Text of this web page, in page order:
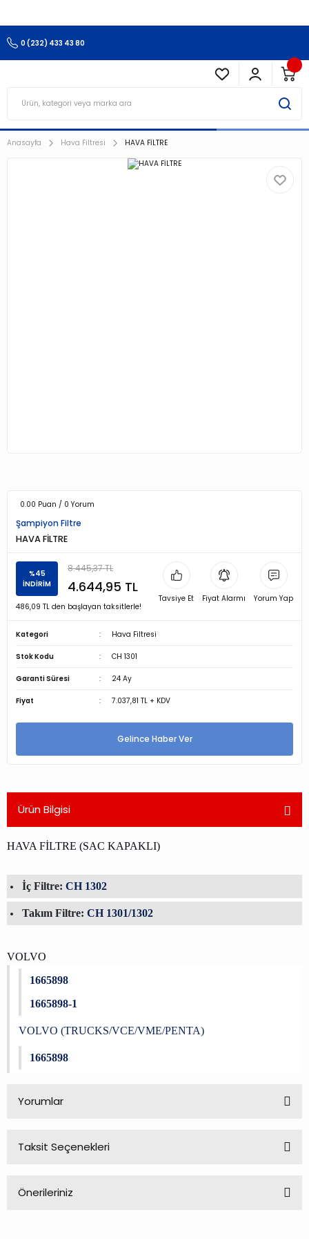
0 (232) 433 43 80
Anasayfa Hava Filtresi HAVA FİLTRE
0.00 Puan / 0 Yorum
Şampiyon Filtre
HAVA FİLTRE
%45
İNDİRİM
8.445,37 TL
4.644,95 TL
486,09 TL den başlayan taksitlerle!
Tavsiye Et Fiyat Alarmı Yorum Yap
Kategori Hava Filtresi
Stok Kodu CH 1301
Garanti Süresi 24 Ay
Fiyat 7.037,81 TL + KDV
Gelince Haber Ver
Ürün Bilgisi
HAVA FİLTRE (SAC KAPAKLI)
İç Filtre: CH 1302
Takım Filtre: CH 1301/1302
VOLVO
1665898
1665898-1
VOLVO (TRUCKS/VCE/VME/PENTA)
1665898
Yorumlar
Taksit Seçenekleri
Önerileriniz